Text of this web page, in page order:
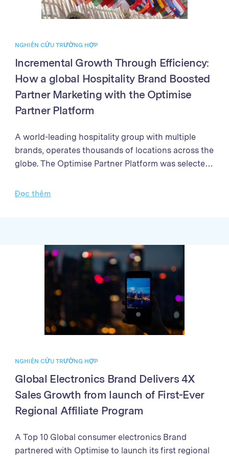
NGHIÊN CỨU TRƯỜNG HỢP
Incremental Growth Through Efficiency:
How a global Hospitality Brand Boosted
Partner Marketing with the Optimise
Partner Platform
A world-leading hospitality group with multiple
brands, operates thousands of locations across the
globe. The Optimise Partner Platform was selected
programme needed a solution to streamline partner
payments Through better partner management,
enhanced reporting, and streamlined payment
processes, the Brand achieved exponential growth
in sales and partner program performance. The
success demonstrates the power of the Optimise
Partner Platform in driving business growth
through affiliate marketing excellence.
Đọc thêm
NGHIÊN CỨU TRƯỜNG HỢP
Global Electronics Brand Delivers 4X
Sales Growth from launch of First-Ever
Regional Affiliate Program
A Top 10 Global consumer electronics Brand
partnered with Optimise to launch its first regional